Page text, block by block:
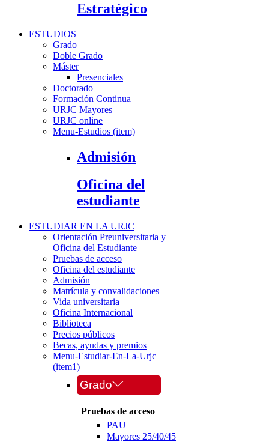
Estratégico
ESTUDIOS
Grado
Doble Grado
Máster
Presenciales
Doctorado
Formación Continua
URJC Mayores
URJC online
Menu-Estudios (item)
Admisión
Oficina del
estudiante
ESTUDIAR EN LA URJC
Orientación Preuniversitaria y
Oficina del Estudiante
Pruebas de acceso
Oficina del estudiante
Admisión
Matrícula y convalidaciones
Vida universitaria
Oficina Internacional
Biblioteca
Precios públicos
Becas, ayudas y premios
Menu-Estudiar-En-La-Urjc
(item1)
Grado
Pruebas de acceso
PAU
Mayores 25/40/45